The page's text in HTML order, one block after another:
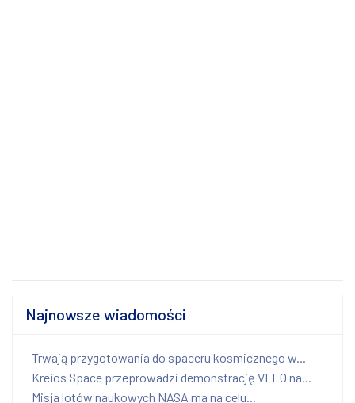
Najnowsze wiadomości
Trwają przygotowania do spaceru kosmicznego w...
Kreios Space przeprowadzi demonstrację VLEO na...
Misja lotów naukowych NASA ma na celu...